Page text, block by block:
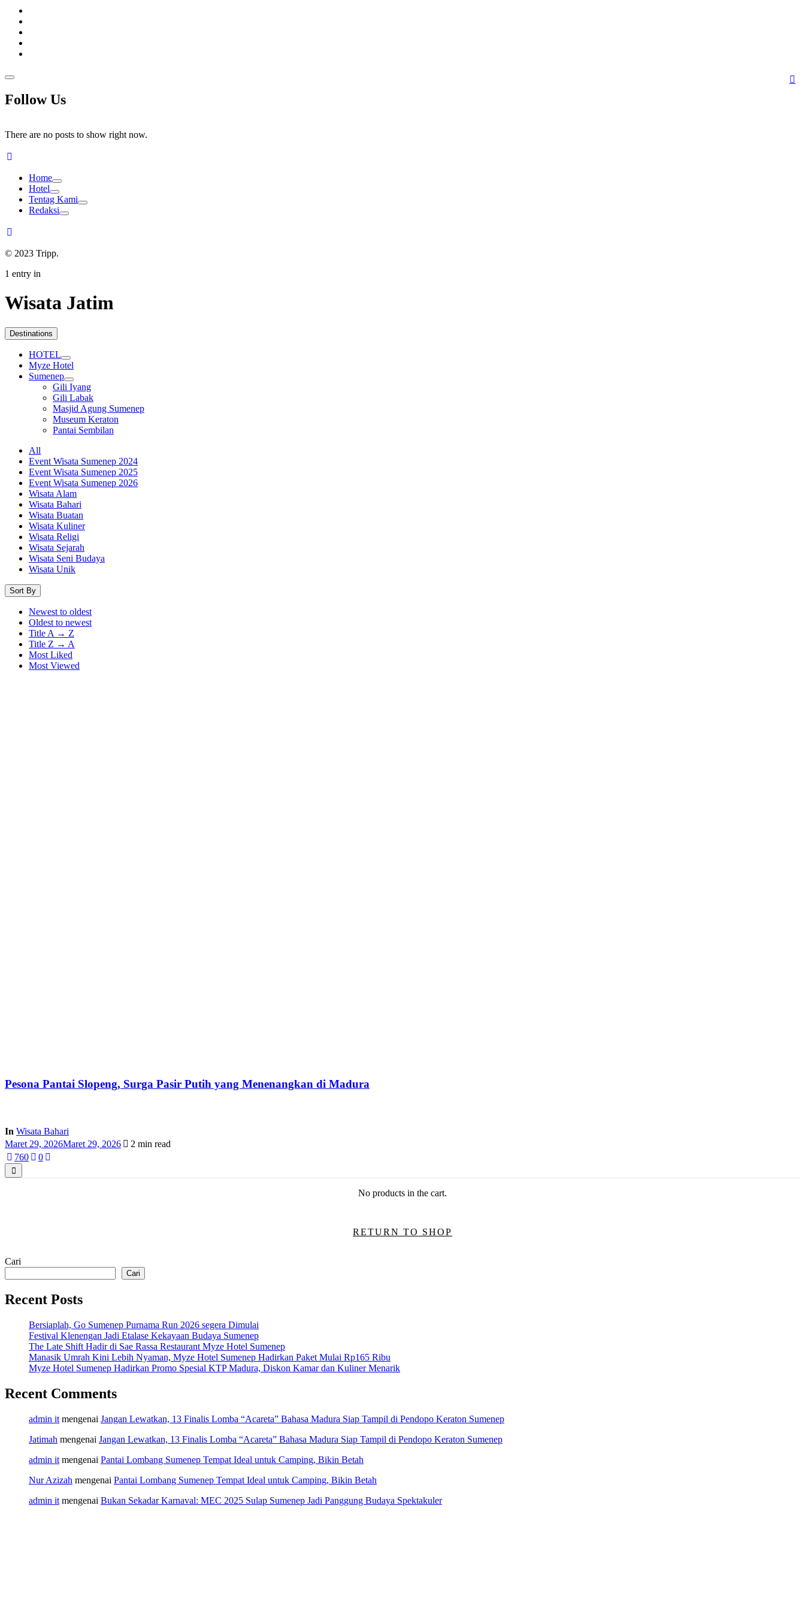
Follow Us
There are no posts to show right now.
Home
Hotel
Tentag Kami
Redaksi
© 2023 Tripp.
1 entry in
Wisata Jatim
Destinations
HOTEL
Myze Hotel
Sumenep
Gili Iyang
Gili Labak
Masjid Agung Sumenep
Museum Keraton
Pantai Sembilan
All
Event Wisata Sumenep 2024
Event Wisata Sumenep 2025
Event Wisata Sumenep 2026
Wisata Alam
Wisata Bahari
Wisata Buatan
Wisata Kuliner
Wisata Religi
Wisata Sejarah
Wisata Seni Budaya
Wisata Unik
Sort By
Newest to oldest
Oldest to newest
Title A → Z
Title Z → A
Most Liked
Most Viewed
Pesona Pantai Slopeng, Surga Pasir Putih yang Menenangkan di Madura
In Wisata Bahari
Maret 29, 2026Maret 29, 2026
2 min read
760 0
No products in the cart.
RETURN TO SHOP
Cari
Cari
Recent Posts
Bersiaplah, Go Sumenep Purnama Run 2026 segera Dimulai
Festival Klenengan Jadi Etalase Kekayaan Budaya Sumenep
The Late Shift Hadir di Sae Rassa Restaurant Myze Hotel Sumenep
Manasik Umrah Kini Lebih Nyaman, Myze Hotel Sumenep Hadirkan Paket Mulai Rp165 Ribu
Myze Hotel Sumenep Hadirkan Promo Spesial KTP Madura, Diskon Kamar dan Kuliner Menarik
Recent Comments
admin it mengenai Jangan Lewatkan, 13 Finalis Lomba “Acareta” Bahasa Madura Siap Tampil di Pendopo Keraton Sumenep
Jatimah mengenai Jangan Lewatkan, 13 Finalis Lomba “Acareta” Bahasa Madura Siap Tampil di Pendopo Keraton Sumenep
admin it mengenai Pantai Lombang Sumenep Tempat Ideal untuk Camping, Bikin Betah
Nur Azizah mengenai Pantai Lombang Sumenep Tempat Ideal untuk Camping, Bikin Betah
admin it mengenai Bukan Sekadar Karnaval: MEC 2025 Sulap Sumenep Jadi Panggung Budaya Spektakuler